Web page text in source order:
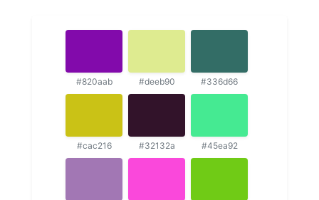
#820aab #deeb90 #336d66
#cac216 #32132a #45ea92